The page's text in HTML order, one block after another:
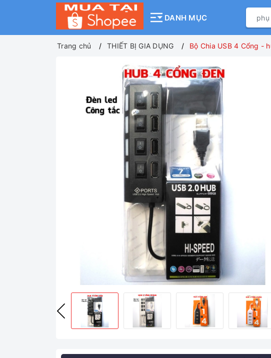
DANH MỤC
Trang chủ THIẾT BỊ GIA DỤNG Bộ Chia USB 4 Cổng -